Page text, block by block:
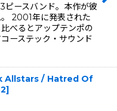
ピースバンド。本作が彼
2001年に発表された
べるとアップテンポの
ーステック・サウンド
Allstars / Hatred Of
]